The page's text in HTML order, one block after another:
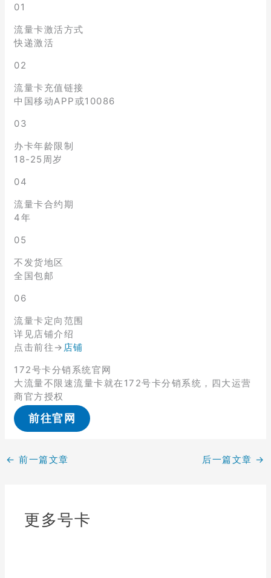
01
流量卡激活方式
快递激活
02
流量卡充值链接
中国移动APP或10086
03
办卡年龄限制
18-25周岁
04
流量卡合约期
4年
05
不发货地区
全国包邮
06
流量卡定向范围
详见店铺介绍
点击前往→ 店铺
172号卡分销系统官网
大流量不限速流量卡就在172号卡分销系统，四大运营
商官方授权
前往官网
← 前一篇文章 后一篇文章 →
更多号卡